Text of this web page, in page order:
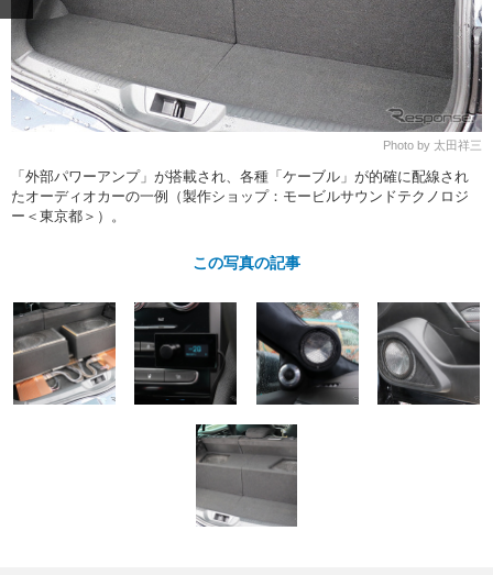
鈑金・塗装
ヘッドライト磨き コーティング
フィルム・ラッピング
小キズ直し 防錆
特集記事
ストップ 不具合修理＆粗悪修理
カーメーカー「旧車」関連プロジェ
クト
コラム
ショップ紹介
ショップレポート プロショップ検索
レストア
ェクト
インタビュー
イベント
イベント告知
Photo by 太田祥三
「外部パワーアンプ」が搭載され、各種「ケーブル」が的確に配線され
たオーディオカーの一例（製作ショップ：モービルサウンドテクノロジ
ー＜東京都＞）。
この写真の記事